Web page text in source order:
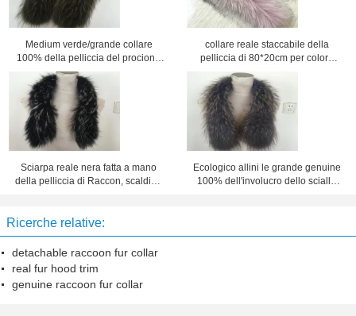
Medium verde/grande collare
100% della pelliccia del procione
di Gunine per i cappotti
collare reale staccabile della
pelliccia di 80*20cm per colore
naturale e tinto della donna
Sciarpa reale nera fatta a mano
della pelliccia di Raccon, scaldino
Ecologico allini le grande genuine
100% dell'involucro dello scialle
Ricerche relative:
detachable raccoon fur collar
real fur hood trim
genuine raccoon fur collar